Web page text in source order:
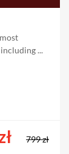
...
799 zł